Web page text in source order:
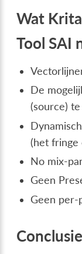
Wat
Tool SAI
De
(source)
(het fringe
No mix-
Geen
Geen per-
Conclusie